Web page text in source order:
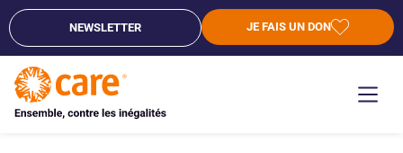
NEWSLETTER JE FAIS UN DON